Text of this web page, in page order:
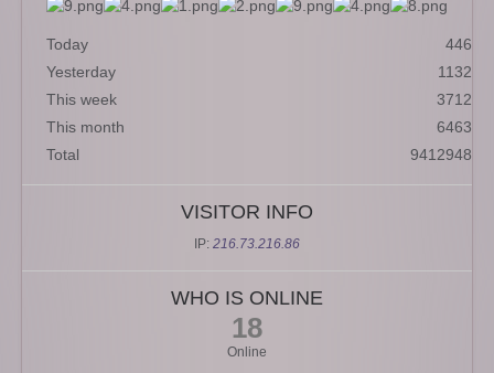
Today
446
Yesterday
1132
This week
3712
This month
6463
Total
9412948
VISITOR INFO
IP: 216.73.216.86
WHO IS ONLINE
18
Online